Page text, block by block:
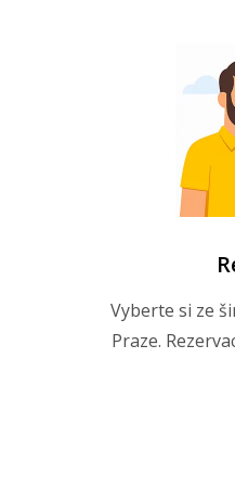
Vyberte si ze
Praze.